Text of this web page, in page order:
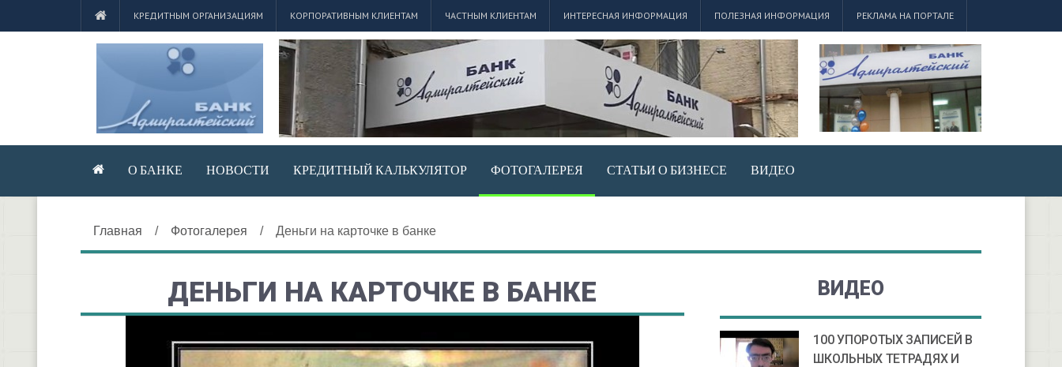
КРЕДИТНЫМ ОРГАНИЗАЦИЯМ КОРПОРАТИВНЫМ КЛИЕНТАМ ЧАСТНЫМ КЛИЕНТАМ ИНТЕРЕСНАЯ ИНФОРМАЦИЯ ПОЛЕЗНАЯ ИНФОРМАЦИЯ РЕКЛАМА НА ПОРТАЛЕ
О БАНКЕ НОВОСТИ КРЕДИТНЫЙ КАЛЬКУЛЯТОР ФОТОГАЛЕРЕЯ СТАТЬИ О БИЗНЕСЕ ВИДЕО
Главная / Фотогалерея / Деньги на карточке в банке
ДЕНЬГИ НА КАРТОЧКЕ В БАНКЕ ВИДЕО
100 УПОРОТЫХ ЗАПИСЕЙ В
ШКОЛЬНЫХ ТЕТРАДЯХ И